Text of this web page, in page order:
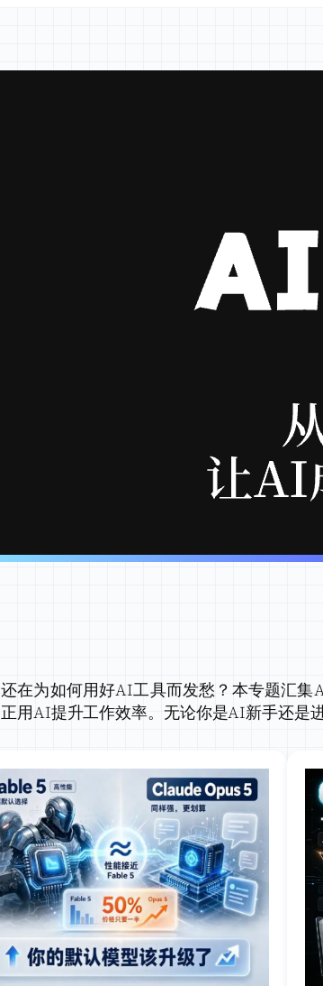
还在为如何用好AI工具而发愁？本专题汇
正用AI提升工作效率。无论你是AI新手还是